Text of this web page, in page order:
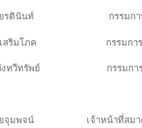
นท์ กรรมการกลางฝ่
มโภค กรรมการกลาง
ทวีทรัพย์ กรรมการ
จน์ เจ้าหน้าที่สมาค